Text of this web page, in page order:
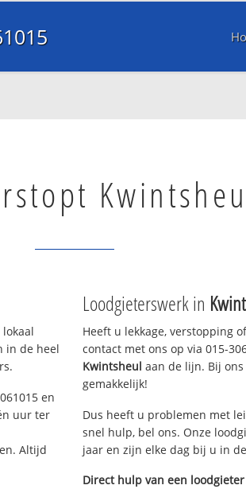
in de heel
en
uur ter
Altijd
Loodgieterswerk in
Heeft u lekkage, verstopping
contact met ons op via 015-
Kwintsheul aan de lijn. Bij
gemakkelijk!
Dus heeft u problemen met
snel hulp, bel ons. Onze
jaar en zijn elke dag bij u in
Direct hulp van een